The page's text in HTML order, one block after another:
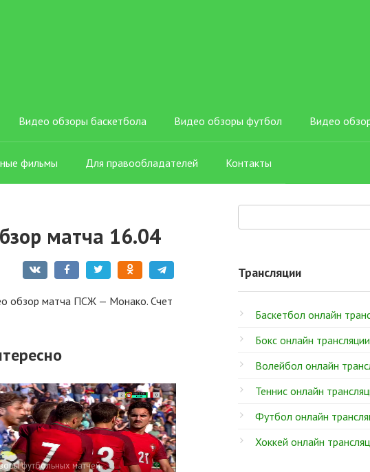
Видео обзоры баскетбола Видео обзоры футбол Видео
фильмы Для правообладателей Контакты
матча 16.04
обзор матча ПСЖ — Монако. Счет
футбольных матчей
Трансляции
Баскетбол онлайн
Бокс онлайн трансляции
Волейбол онлайн
Теннис онлайн
Футбол онлайн
Хоккей онлайн